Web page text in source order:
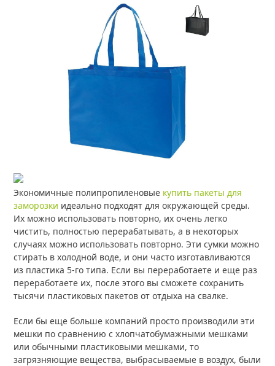
Экономичные полипропиленовые купить пакеты для
заморозки идеально подходят для окружающей среды.
Их можно использовать повторно, их очень легко
чистить, полностью перерабатывать, а в некоторых
случаях можно использовать повторно. Эти сумки можно
стирать в холодной воде, и они часто изготавливаются
из пластика 5-го типа. Если вы переработаете и еще раз
переработаете их, после этого вы сможете сохранить
тысячи пластиковых пакетов от отдыха на свалке.
Если бы еще больше компаний просто производили эти
мешки по сравнению с хлопчатобумажными мешками
или обычными пластиковыми мешками, то
загрязняющие вещества, выбрасываемые в воздух, были